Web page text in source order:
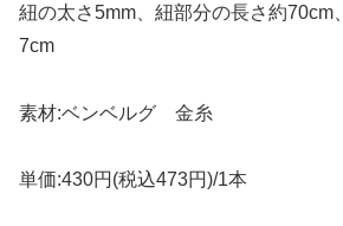
紐の太さ5mm、紐部分の長さ約70cm
7cm
素材:ベンベルグ 金糸
単価:430円(税込473円)/1本